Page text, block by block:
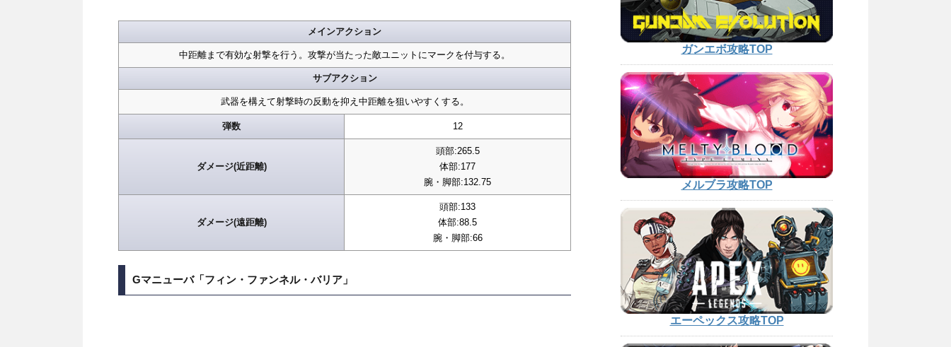
メインアクション
中距離まで有効な射撃を行う。攻撃が当たった敵ユニットにマークを付与する。
サブアクション
武器を構えて射撃時の反動を抑え中距離を狙いやすくする。
弾数 12
ダメージ(近距離)
頭部:265.5
体部:177
腕・脚部:132.75
ダメージ(遠距離)
頭部:133
体部:88.5
腕・脚部:66
Gマニューバ「フィン・ファンネル・バリア」
ガンエボ攻略TOP
メルブラ攻略TOP
エーペックス攻略TOP